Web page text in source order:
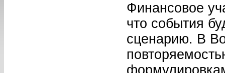
Финансовое
что события
сценарию. В